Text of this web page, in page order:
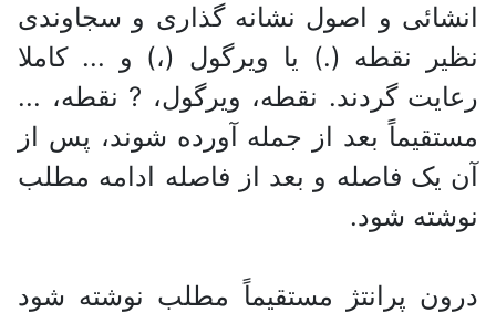
انشائی و اصول نشانه گذاری و سجاوندی
نظیر نقطه (.) یا ویرگول (،) و ... کاملا
رعایت گردند. نقطه، ویرگول، ? نقطه، ...
مستقیماً بعد از جمله آورده شوند، پس از
آن یک فاصله و بعد از فاصله ادامه مطلب
نوشته شود.
درون پرانتژ مستقیماً مطلب نوشته شود